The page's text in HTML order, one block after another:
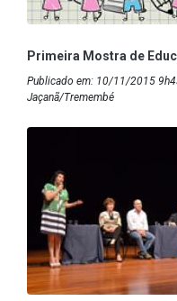
Primeira Mostra de
Publicado em: 10/11/2015
Jaçanã/Tremembé